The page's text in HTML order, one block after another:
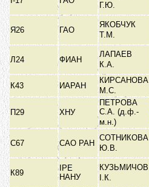
Г.Ю.
Я26 ГАО
ЯКОБЧУК
Т.М.
Л24 ФИАН
ЛАПАЕВ
К.А.
К43
ИАРАН
КИРСАНОВА
М.С.
П29 ХНУ
ПЕТРОВА
С.А. (д.ф.-
м.н.)
С67 САО РАН
СОТНИКОВА
Ю.В.
К89
ІРЕ
НАНУ
КУЗЬМИЧОВ
І.К.